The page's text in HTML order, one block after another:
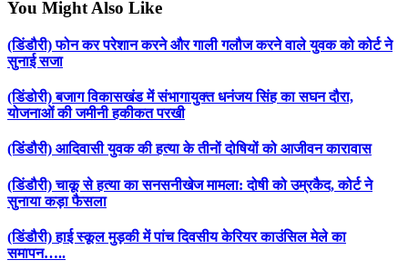
You Might Also Like
(डिंडौरी) फोन कर परेशान करने और गाली गलौज करने वाले युवक को कोर्ट ने
सुनाई सजा
(डिंडोरी) बजाग विकासखंड में संभागायुक्त धनंजय सिंह का सघन दौरा,
योजनाओं की जमीनी हकीकत परखी
(डिंडौरी) आदिवासी युवक की हत्या के तीनों दोषियों को आजीवन कारावास
(डिंडौरी) चाकू से हत्या का सनसनीखेज मामला: दोषी को उम्रकैद, कोर्ट ने
सुनाया कड़ा फैसला
(डिंडौरी) हाई स्कूल मुड़की में पांच दिवसीय केरियर काउंसिल मेले का
समापन…..